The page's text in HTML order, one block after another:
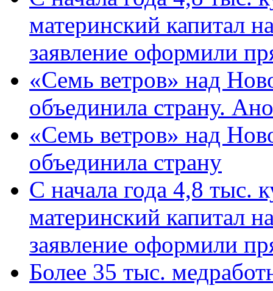
материнский капитал
заявление оформили
«Семь ветров» над
объединила страну.
«Семь ветров» над
объединила страну
С начала года 4,8 тыс.
материнский капитал
заявление оформили
Более 35 тыс.